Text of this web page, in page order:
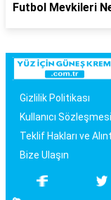
Futbol Mevkileri
Gizlilik Politikası
Kullanıcı Sözleşmesi
Teklif Hakları ve
Bize Ulaşın